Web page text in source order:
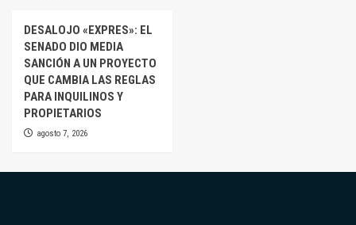
DESALOJO «EXPRES»: EL
SENADO DIO MEDIA
SANCIÓN A UN PROYECTO
QUE CAMBIA LAS REGLAS
PARA INQUILINOS Y
PROPIETARIOS
agosto 7, 2026